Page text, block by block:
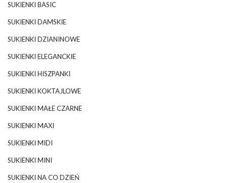
SUKIENKI BASIC
SUKIENKI DAMSKIE
SUKIENKI DZIANINOWE
SUKIENKI ELEGANCKIE
SUKIENKI HISZPANKI
SUKIENKI KOKTAJLOWE
SUKIENKI MAŁE CZARNE
SUKIENKI MAXI
SUKIENKI MIDI
SUKIENKI MINI
SUKIENKI NA CO DZIEŃ